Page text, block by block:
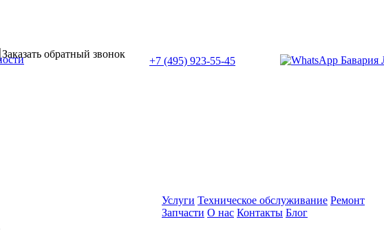
Заказать обратный звонок
+7 (495) 923-55-45
Услуги Техническое обслуживание Ремонт
Запчасти О нас Контакты Блог